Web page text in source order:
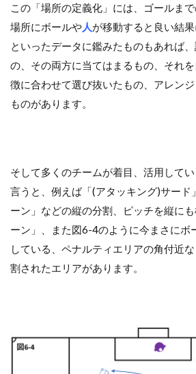
この「場所の定義化」には、ゴールま
場所にボールや人が移動すると良い結果
といったデータに鑑みたものもあれば
の、その両方に当てはまるもの、それ
徴に合わせて選び抜いたもの、アレン
ものがあります。
そして多くのチームが着目、活用して
言うと、例えば「(アタッキング)サード
ーン」などの縦の分割、ピッチを縦に
ーン」、また図6-4のように今まさにボ
している、ペナルティエリアの角付近
割されたエリアがあります。